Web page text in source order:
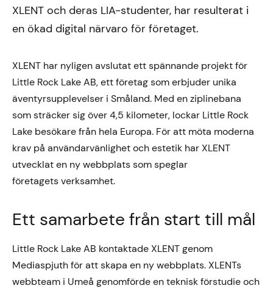
XLENT och deras LIA-studenter, har resulterat i
en ökad digital närvaro för företaget.
XLENT har nyligen avslutat ett spännande projekt för
Little Rock Lake AB, ett företag som erbjuder unika
äventyrsupplevelser i Småland. Med en ziplinebana
som sträcker sig över 4,5 kilometer, lockar Little Rock
Lake besökare från hela Europa. För att möta moderna
krav på användarvänlighet och estetik har XLENT
utvecklat en ny webbplats som speglar
företagets verksamhet.
Ett samarbete från start till mål
Little Rock Lake AB kontaktade XLENT genom
Mediaspjuth för att skapa en ny webbplats. XLENTs
webbteam i Umeå genomförde en teknisk förstudie och